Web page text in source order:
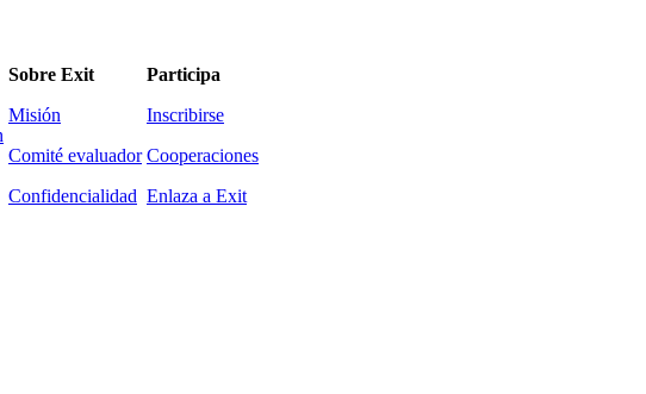
Sobre Exit
Misión
Comité evaluador
Confidencialidad
Participa
Inscribirse
Cooperaciones
Enlaza a Exit